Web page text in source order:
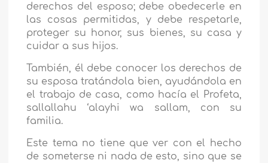
derechos del esposo; debe obedecerle en
las cosas permitidas, y debe respetarle,
proteger su honor, sus bienes, su casa y
cuidar a sus hijos.
También, él debe conocer los derechos de
su esposa tratándola bien, ayudándola en
el trabajo de casa, como hacía el Profeta,
sallallahu ‘alayhi wa sallam, con su
familia.
Este tema no tiene que ver con el hecho
de someterse ni nada de esto, sino que se